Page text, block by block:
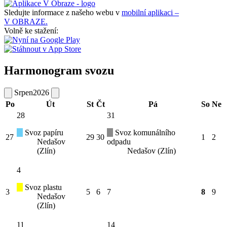
Sledujte informace z našeho webu v mobilní aplikaci –
V OBRAZE.
Volně ke stažení:
Harmonogram svozu
Srpen2026
Po
Út St Čt Pá So Ne
27
28
Svoz papíru
Nedašov
(Zlín)
29 30
31
Svoz komunálního
odpadu
Nedašov (Zlín)
1 2
3
4
Svoz plastu
Nedašov
(Zlín)
5 6 7 8 9
11 14